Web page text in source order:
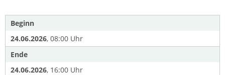
Beginn
24.06.2026, 08:00 Uhr
Ende
24.06.2026, 16:00 Uhr